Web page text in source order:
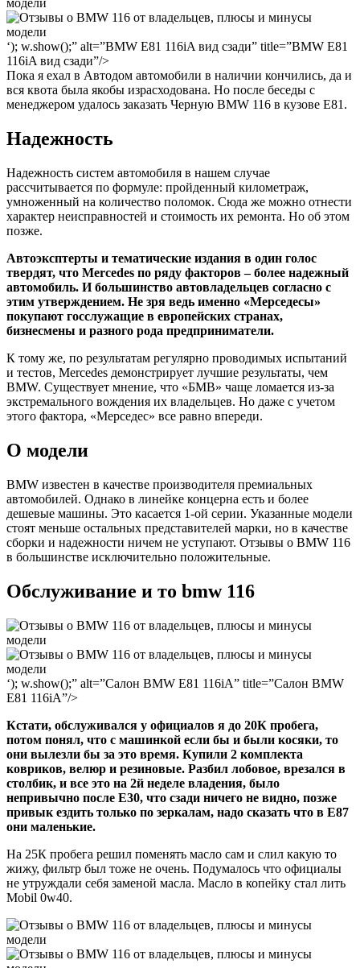
‘); w.show();” alt=”BMW E81 116iA вид сзади” title=”BMW E81
116iA вид сзади”/>
Пока я ехал в Автодом автомобили в наличии кончились, да и
вся квота была якобы израсходована. Но после беседы с
менеджером удалось заказать Черную BMW 116 в кузове E81 .
Надежность
Надежность систем автомобиля в нашем случае
рассчитывается по формуле: пройденный километраж,
умноженный на количество поломок. Сюда же можно отнести
характер неисправностей и стоимость их ремонта. Но об этом
позже.
Автоэксптерты и тематические издания в один голос
твердят, что Mercedes по ряду факторов – более надежный
автомобиль. И большинство автовладельцев согласно с
этим утверждением. Не зря ведь именно «Мерседесы»
покупают госслужащие в европейских странах,
бизнесмены и разного рода предприниматели.
К тому же, по результатам регулярно проводимых испытаний
и тестов, Mercedes демонстрирует лучшие результаты, чем
BMW. Существует мнение, что «БМВ» чаще ломается из-за
экстремального вождения их владельцев. Но даже с учетом
этого фактора, «Мерседес» все равно впереди.
О модели
BMW известен в качестве производителя премиальных
автомобилей. Однако в линейке концерна есть и более
дешевые машины. Это касается 1-ой серии. Указанные модели
стоят меньше остальных представителей марки, но в качестве
сборки и надежности ничем не уступают. Отзывы о BMW 116
в большинстве исключительно положительные.
Обслуживание и то bmw 116
‘); w.show();” alt=”Салон BMW E81 116iA” title=”Салон BMW
E81 116iA”/>
Кстати, обслуживался у официалов я до 20К пробега,
потом понял, что с машинкой если бы и были косяки, то
они вылезли бы за это время. Купили 2 комплекта
ковриков, велюр и резиновые. Разбил лобовое, врезался в
столбик, и все это на 2й неделе владения, было
непривычно после Е30, что сзади ничего не видно, позже
привык ездить только по зеркалам, надо сказать что в Е87
они маленькие.
На 25К пробега решил поменять масло сам и слил какую то
жижу, фильтр был тоже не очень. Подумалось что официалы
не утруждали себя заменой масла. Масло в копейку стал лить
Mobil 0w40.